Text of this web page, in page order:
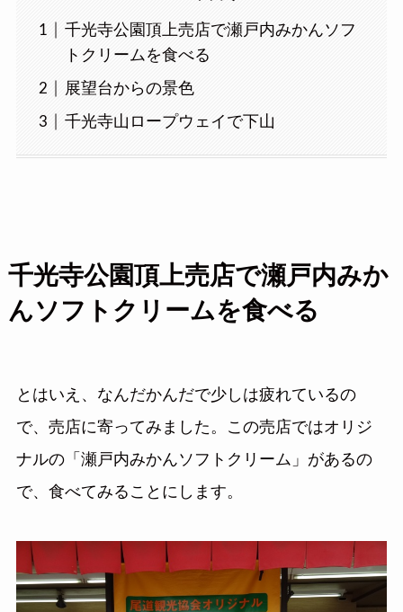
千光寺公園頂上売店で瀬戸内みかんソフ
トクリームを食べる
展望台からの景色
千光寺山ロープウェイで下山
千光寺公園頂上売店で瀬戸内みか
んソフトクリームを食べる
とはいえ、なんだかんだで少しは疲れているの
で、売店に寄ってみました。この売店ではオリジ
ナルの「瀬戸内みかんソフトクリーム」があるの
で、食べてみることにします。